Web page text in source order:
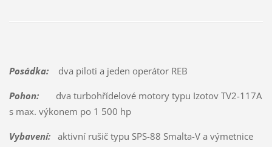
Posádka:dva piloti a jeden operátor REB
Pohon:dva turbohřídelové motory typu Izotov TV2-117A
s max. výkonem po 1 500 hp
Vybavení:aktivní rušič typu SPS-88 Smalta-V a výmetnice